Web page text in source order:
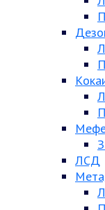
ЛСД